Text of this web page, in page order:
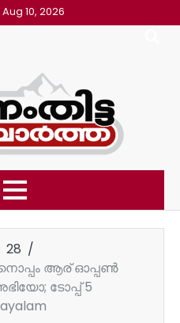
10, 2026
28
ആര് ഓപ്പണ്‍
ടോപ്പ് 5